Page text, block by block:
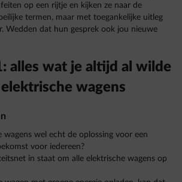
op een rijtje en kijken ze naar de
termen, maar met toegankelijke uitleg
Wedden dat hun gesprek ook jou nieuwe
alles wat je altijd al wilde
wagens
wagens wel echt de oplossing voor een
voor iedereen?
in staat om alle elektrische wagens op